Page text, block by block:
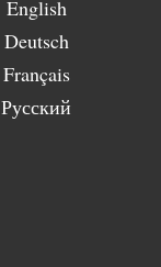
English
Deutsch
Français
Русский